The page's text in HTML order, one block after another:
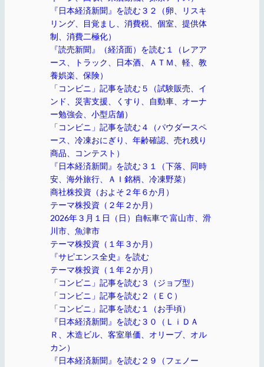
『日本経済新聞』を読む３２（卵、リスキ
リング、目覚まし、消費税、個室、提供体
制、消費二極化）
『読売新聞』（経済面）を読む１（レアア
ース、トラック、日本酒、ＡＴＭ、軽、教
養娯楽、保険）
「コンビニ」記事を読む５（試験販売、イ
ンド、災害支援、くすり、自動車、オーナ
ー勉強会、小型店舗）
「コンビニ」記事を読む４（パウダースペ
ース、冷凍おにぎり、年齢確認、売れ残り
商品、コンテスト）
『日本経済新聞』を読む３１（下落、同時
安、海外旅行、ＡＩ銘柄、冷凍野菜）
商社株投資（およそ２年６か月）
テーマ株投資（２年２か月）
2026年３月１日（日）自転車で 富山市、滑
川市、魚津市
テーマ株投資（１年３か月）
『サピエンス全史』を読む
テーマ株投資（１年２か月）
「コンビニ」記事を読む３（ジョブ型）
「コンビニ」記事を読む２（ＥＣ）
「コンビニ」記事を読む１（お手頃）
『日本経済新聞』を読む３０（ＬｉＤＡ
Ｒ、木造ビル、客室単価、オリーブ、オル
カン）
『日本経済新聞』を読む２９（フェノー